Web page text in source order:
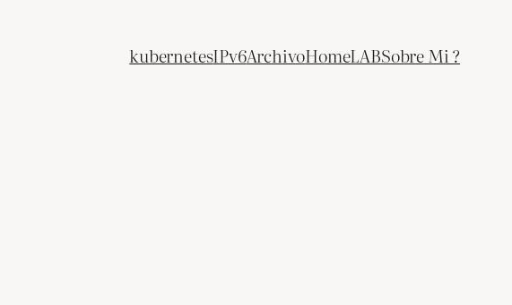
kubernetesIPv6ArchivoHomeLABSobre Mi ?